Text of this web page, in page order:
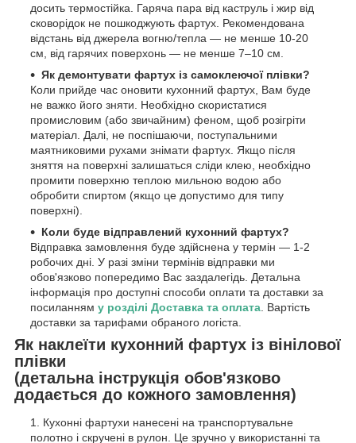
досить термостійка. Гаряча пара від каструль і жир від
сковорідок не пошкоджують фартух. Рекомендована
відстань від джерела вогню/тепла — не менше 10-20
см, від гарячих поверхонь — не менше 7–10 см.
Як демонтувати фартух із самоклеючої плівки?
Коли прийде час оновити кухонний фартух, Вам буде
не важко його зняти. Необхідно скористатися
промисловим (або звичайним) феном, щоб розігріти
матеріал. Далі, не поспішаючи, поступальними
маятниковими рухами знімати фартух. Якщо після
зняття на поверхні залишаться сліди клею, необхідно
промити поверхню теплою мильною водою або
обробити спиртом (якщо це допустимо для типу
поверхні).
Коли буде відправлений кухонний фартух?
Відправка замовлення буде здійснена у термін — 1-2
робочих дні. У разі зміни термінів відправки ми
обов'язково попередимо Вас заздалегідь. Детальна
інформація про доступні способи оплати та доставки за
посиланням у розділі Доставка та оплата . Вартість
доставки за тарифами обраного логіста.
Як наклеїти кухонний фартух із вінілової
плівки
(детальна інструкція обов'язково
додається до кожного замовлення)
Кухонні фартухи нанесені на транспортувальне
полотно і скручені в рулон. Це зручно у використанні та